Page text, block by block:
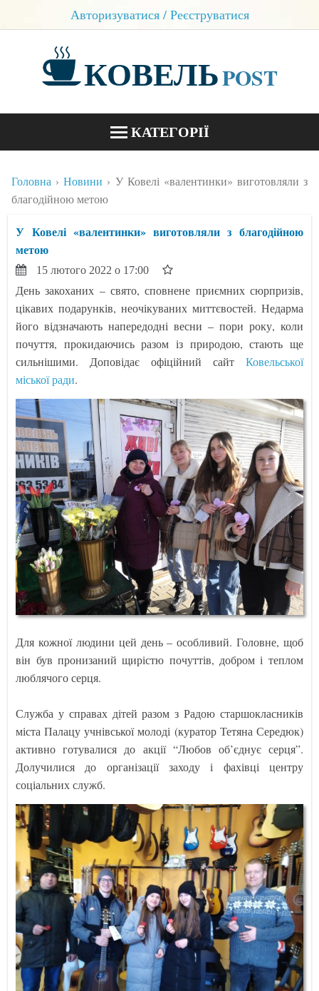
Авторизуватися / Реєструватися
КОВЕЛЬPOST
КАТЕГОРІЇ
Головна Новини
У Ковелі «валентинки» виготовляли з
благодійною метою
У Ковелі «валентинки» виготовляли з благодійною
метою
15 лютого 2022 о 17:00
День закоханих – свято, сповнене приємних сюрпризів,
цікавих подарунків, неочікуваних миттєвостей. Недарма
його відзначають напередодні весни – пори року, коли
почуття, прокидаючись разом із природою, стають ще
сильнішими. Доповідає офіційний сайт Ковельської
міської ради.
Для кожної людини цей день – особливий. Головне, щоб
він був пронизаний щирістю почуттів, добром і теплом
люблячого серця.
Служба у справах дітей разом з Радою старшокласників
міста Палацу учнівської молоді (куратор Тетяна Середюк)
активно готувалися до акції “Любов об’єднує серця”.
Долучилися до організації заходу і фахівці центру
соціальних служб.